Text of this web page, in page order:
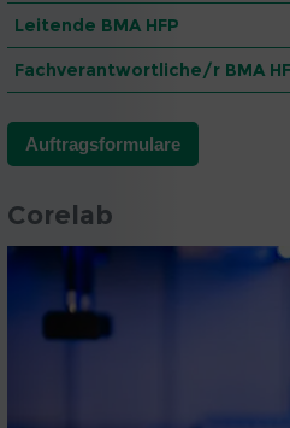
Leitende BMA HFP
Fachverantwortliche/r BMA HF
Auftragsformulare
Corelab